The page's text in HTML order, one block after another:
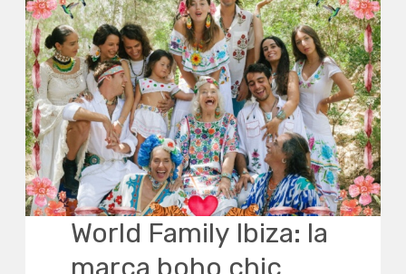
World Family Ibiza: la
marca boho chic